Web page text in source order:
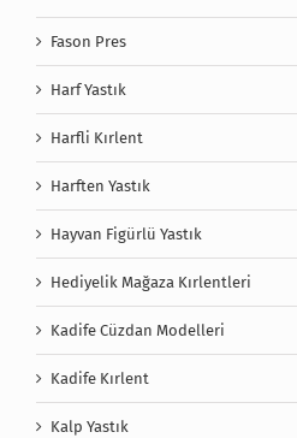
Fason Pres
Harf Yastık
Harfli Kırlent
Harften Yastık
Hayvan Figürlü Yastık
Hediyelik Mağaza Kırlentleri
Kadife Cüzdan Modelleri
Kadife Kırlent
Kalp Yastık